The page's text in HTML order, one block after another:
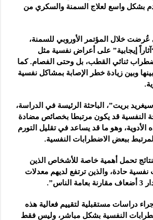
بشكل واسع لعلاج السمنة والسكري من
عُرضت خلال المؤتمر الأوروبي للسمنة،
إيجابية” على أعراض نفسية مثل
ثنائي القطب، بل وحتى الفصام. كما
وبين زيادة خطر الإصابة بمشاكل نفسية
بريت”، الباحثة الرئيسة في الدراسة،
النفسية قد يكون مرتبطا بخصائص مضادة
الأدوية، وهو ما قد يساعد في تقليل التورم
ببعض الاضطرابات النفسية.
تحمل أهمية خاصة للأشخاص الذين
حادة، والذين ترتفع لديهم معدلات
دراسات مستقبلية لتقييم فعالية هذه
النفسية بشكل مباشر، وليس فقط